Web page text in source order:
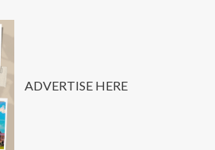
ADVERTISE HERE